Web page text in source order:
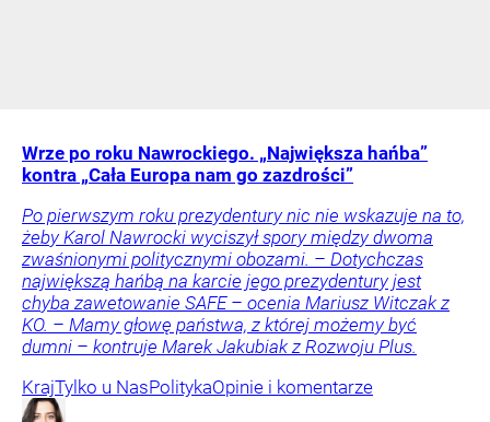
Wrze po roku Nawrockiego. „Największa hańba”
kontra „Cała Europa nam go zazdrości”
Po pierwszym roku prezydentury nic nie wskazuje na to,
żeby Karol Nawrocki wyciszył spory między dwoma
zwaśnionymi politycznymi obozami. – Dotychczas
największą hańbą na karcie jego prezydentury jest
chyba zawetowanie SAFE – ocenia Mariusz Witczak z
KO. – Mamy głowę państwa, z której możemy być
dumni – kontruje Marek Jakubiak z Rozwoju Plus.
KrajTylko u NasPolitykaOpinie i komentarze